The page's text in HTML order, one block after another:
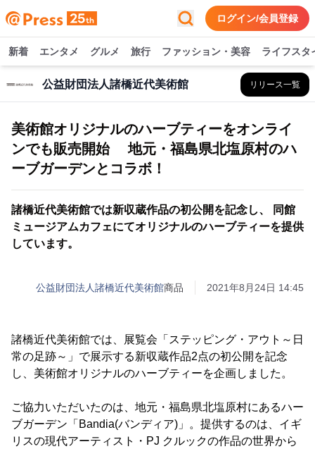
ログイン/会員登録
新着 エンタメ グルメ 旅行 ファッション・美容 ライフスタ
公益財団法人諸橋近代美術館 リリース一覧
美術館オリジナルのハーブティーをオンライ
ンでも販売開始 地元・福島県北塩原村のハ
ーブガーデンとコラボ！
諸橋近代美術館では新収蔵作品の初公開を記念し、 同館
ミュージアムカフェにてオリジナルのハーブティーを提供
しています。
公益財団法人諸橋近代美術館商品 2021年8月24日 14:45
諸橋近代美術館では、展覧会「ステッピング・アウト～日
常の足跡～」で展示する新収蔵作品2点の初公開を記念
し、美術館オリジナルのハーブティーを企画しました。
ご協力いただいたのは、地元・福島県北塩原村にあるハー
ブガーデン「Bandia(バンディア)」。提供するのは、イギ
リスの現代アーティスト・PJ クルックの作品の世界から